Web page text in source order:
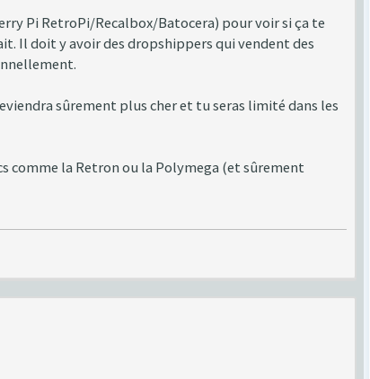
Pi RetroPi/Recalbox/Batocera) pour voir si ça te
Il doit y avoir des dropshippers qui vendent des
sûrement plus cher et tu seras limité dans les
comme la Retron ou la Polymega (et sûrement